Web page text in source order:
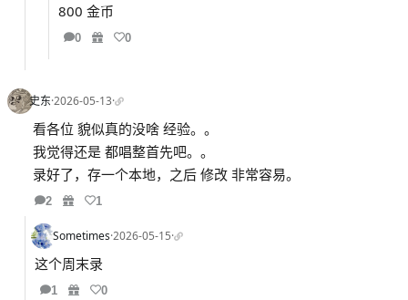
800 金币
0 0
史东·2026-05-13·
看各位 貌似真的没啥 经验。。
我觉得还是 都唱整首先吧。。
录好了，存一个本地，之后 修改 非常容易。
2 1
Sometimes·2026-05-15·
这个周末录
1 0